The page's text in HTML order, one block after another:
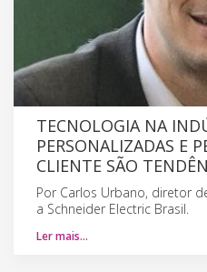
TECNOLOGIA NA
PERSONALIZADAS E
CLIENTE SÃO
Por Carlos Urbano, diretor
a Schneider Electric Brasil.
Ler mais…